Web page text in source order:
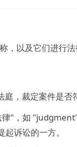
，以及它们进行
，裁定案件是否
"，如 "judgment"
诉讼的一方。